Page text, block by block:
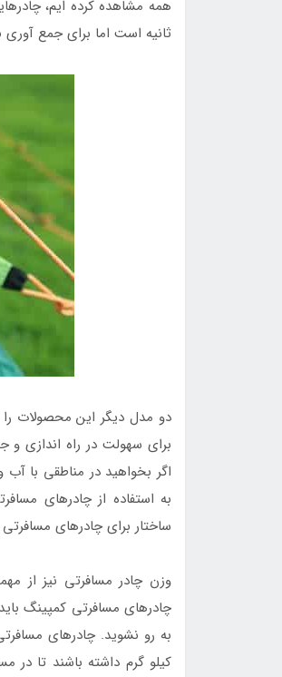
همه مشاهده کرده ایم،
ثانیه است اما برای جمع آوری
دو مدل دیگر این محصولات
برای سهولت در راه اندازی و
اگر بخواهید در مناطقی با
به استفاده از چادرهای
ساختار برای چادرهای
وزن چادر مسافرتی نیز از
چادرهای مسافرتی کمپینگ
به رو نشوید. چادرهای
کیلو گرم داشته باشند تا